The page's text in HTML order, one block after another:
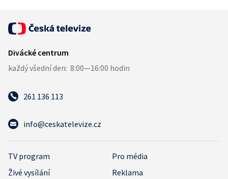
261 136 113
info@ceskatelevize.cz
TV program
Pro média
Živé vysílání
Reklama